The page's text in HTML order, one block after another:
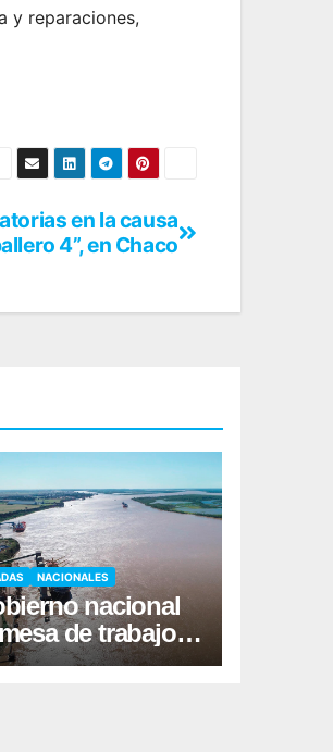
y reparaciones,
en la causa
4”, en Chaco
NACIONALES
nacional
de trabajo